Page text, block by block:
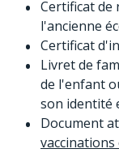
Certificat de
l'ancienne
Certificat
Livret de
de l'enfant
son identité
Document